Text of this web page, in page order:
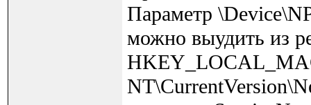
Параметр
можно выудить из